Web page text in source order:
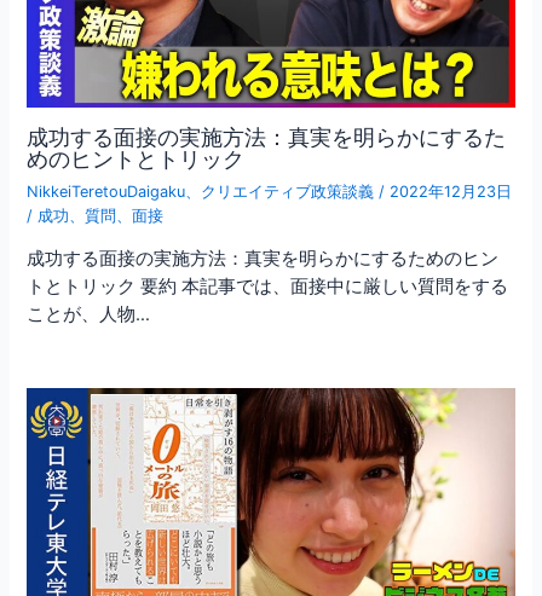
成功する面接の実施方法：真実を明らかにするた
めのヒントとトリック
NikkeiTeretouDaigaku クリエイティブ政策談義 / 2022年12月23日
/ 成功 、質問 、面接
成功する面接の実施方法：真実を明らかにするためのヒン
トとトリック 要約 本記事では、面接中に厳しい質問をする
ことが、人物…